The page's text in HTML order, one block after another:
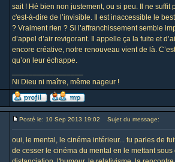
sait ! Hé bien non justement, ou si peu. Il ne suffit
c'est-à-dire de l’invisible. Il est inaccessible le
? Vraiment rien ? Si l’affranchissement semble
d’appel d’air revigorant. Il appelle ça la fuite et
encore créative, notre renouveau vient de là.
qu’on leur échappe.
Ni Dieu ni maître, même nageur !
Posté le: 10 Sep 2013 19:02 Sujet du message:
oui, le mental, le cinéma intérieur... tu parles de
de cesser le cinéma du mental en le mettant